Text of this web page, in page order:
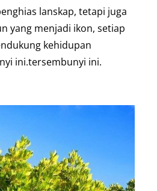
lanskap, tetapi juga
yang menjadi ikon, setiap
kehidupan
ini.tersembunyi ini.